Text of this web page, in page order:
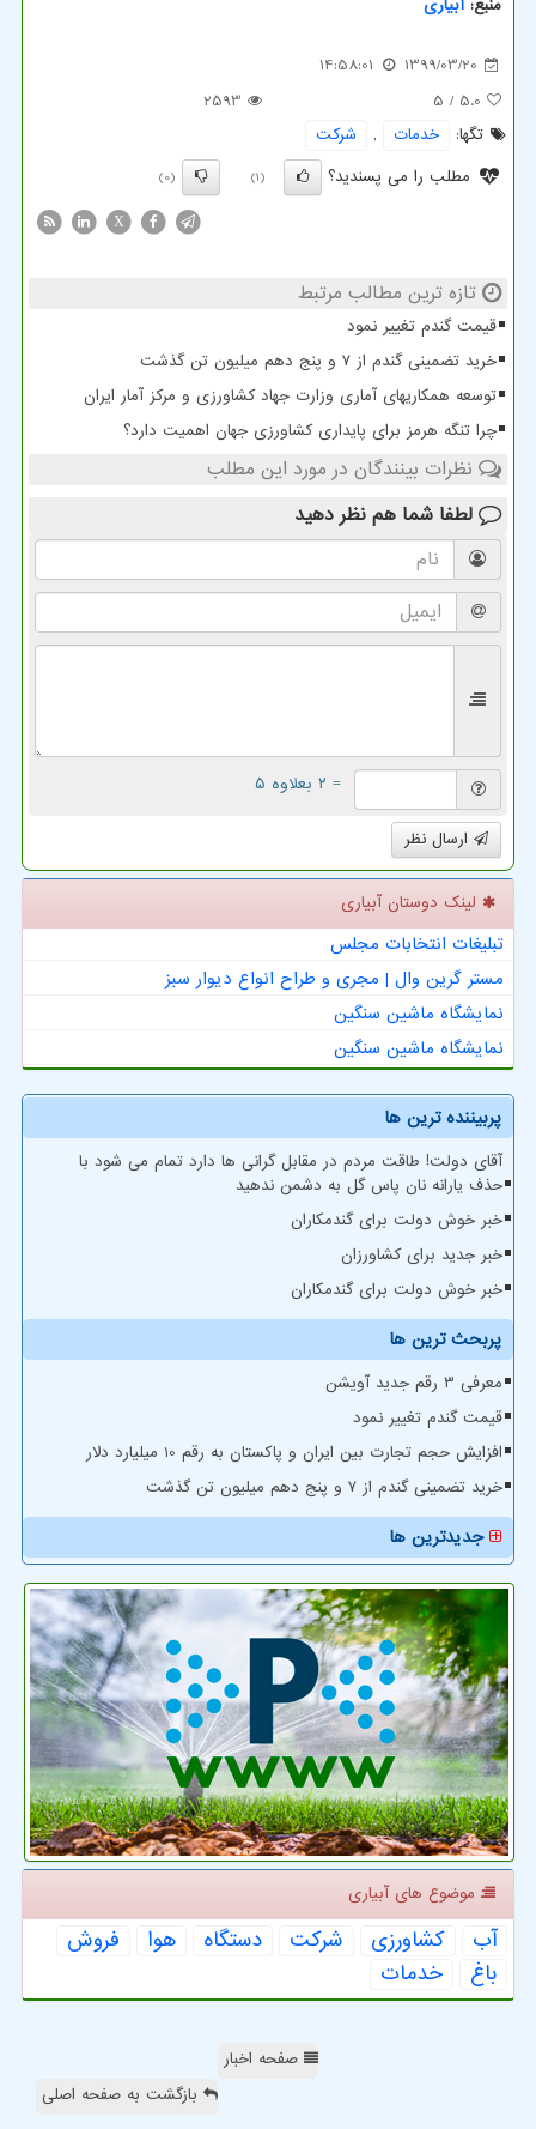
منبع:آبیاری
1399/03/20
14:58:01
5.0
/ 5
2593
تگها:
خدمات ,
شركت
مطلب را می پسندید؟
(1)
(0)
X
تازه ترین مطالب مرتبط
قیمت گندم تغییر نمود
خرید تضمینی گندم از ۷ و پنج دهم میلیون تن گذشت
توسعه همکاریهای آماری وزارت جهاد کشاورزی و مرکز آمار ایران
چرا تنگه هرمز برای پایداری کشاورزی جهان اهمیت دارد؟
نظرات بینندگان در مورد این مطلب
لطفا شما هم نظر دهید
= ۲ بعلاوه ۵
ارسال نظر
لینک دوستان آبیاری
تبلیغات انتخابات مجلس
مستر گرین وال | مجری و طراح انواع دیوار سبز
نمایشگاه ماشین سنگین
نمایشگاه ماشین سنگین
پربیننده ترین ها
آقای دولت! طاقت مردم در مقابل گرانی ها دارد تمام می شود با
حذف یارانه نان پاس گل به دشمن ندهید
خبر خوش دولت برای گندمکاران
خبر جدید برای کشاورزان
خبر خوش دولت برای گندمکاران
پربحث ترین ها
معرفی ۳ رقم جدید آویشن
قیمت گندم تغییر نمود
افزایش حجم تجارت بین ایران و پاکستان به رقم 10 میلیارد دلار
خرید تضمینی گندم از ۷ و پنج دهم میلیون تن گذشت
جدیدترین ها
موضوع های آبیاری
آب كشاورزی شركت دستگاه هوا
فروش
باغ
خدمات
صفحه اخبار
بازگشت به صفحه اصلی